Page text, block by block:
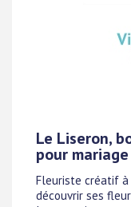
Le Liseron,
pour
Fleuriste créatif à
découvrir ses